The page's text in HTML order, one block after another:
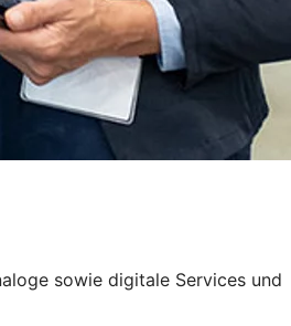
sowie digitale Services und